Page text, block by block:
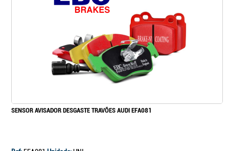
SENSOR AVISADOR DESGASTE TRAVÕES AUDI EFA081